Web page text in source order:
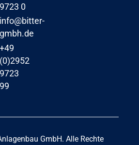
9723 0
info@bitter-
gmbh.de
+49
(0)2952
9723
99
GmbH. Alle Rechte